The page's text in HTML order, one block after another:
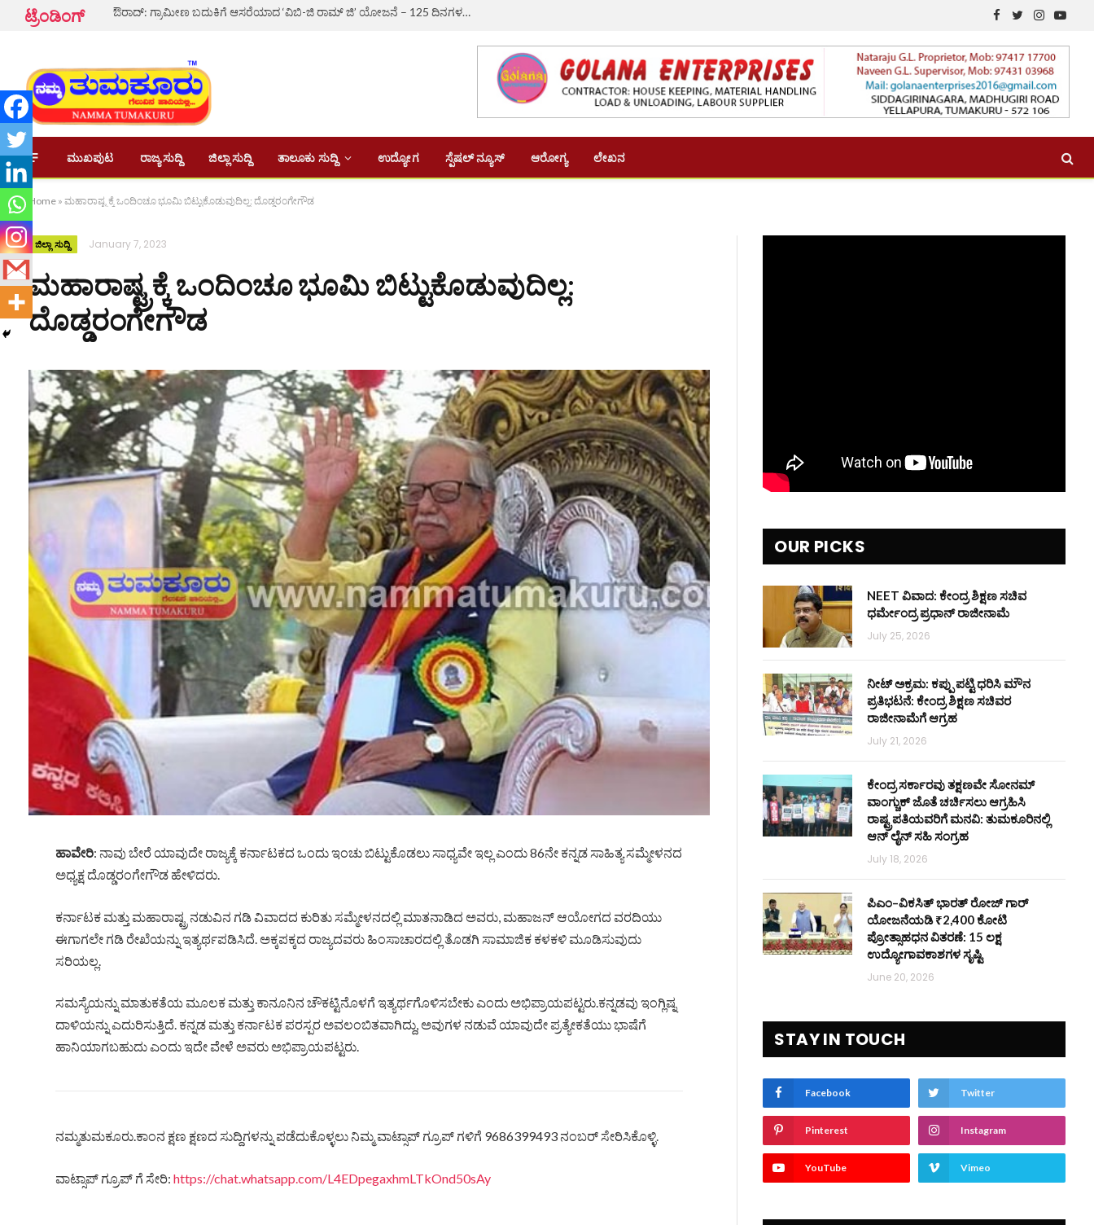
ಟ್ರೆಂಡಿಂಗ್ ಔರಾದ್: ಗ್ರಾಮೀಣ ಬದುಕಿಗೆ ಆಸರೆಯಾದ ‘ವಿಬಿ-ಜಿ ರಾಮ್ ಜಿ’ ಯೋಜನೆ – 125 ದಿನಗಳ ಉದ್ಯೋಗ, ದಿನಗೂಲಿ ₹382ಕ್ಕೆ ಏರಿಕೆ
Facebook
TwitterInstagram
ಮುಖಪುಟ ರಾಜ್ಯ ಸುದ್ದಿ ಜಿಲ್ಲಾ ಸುದ್ದಿ ತಾಲೂಕು ಸುದ್ದಿ ಉದ್ಯೋಗ ಸ್ಪೆಷಲ್ ನ್ಯೂಸ್ ಆರೋಗ್ಯ ಲೇಖನ
Home » ಮಹಾರಾಷ್ಟ್ರಕ್ಕೆ ಒಂದಿಂಚೂ ಭೂಮಿ ಬಿಟ್ಟುಕೊಡುವುದಿಲ್ಲ: ದೊಡ್ಡರಂಗೇಗೌಡ
ಜಿಲ್ಲಾ ಸುದ್ದಿ January 7, 2023
ಮಹಾರಾಷ್ಟ್ರಕ್ಕೆ ಒಂದಿಂಚೂ ಭೂಮಿ ಬಿಟ್ಟುಕೊಡುವುದಿಲ್ಲ:
ದೊಡ್ಡರಂಗೇಗೌಡ
ಹಾವೇರಿ: ನಾವು ಬೇರೆ ಯಾವುದೇ ರಾಜ್ಯಕ್ಕೆ ಕರ್ನಾಟಕದ ಒಂದು ಇಂಚು ಬಿಟ್ಟುಕೊಡಲು ಸಾಧ್ಯವೇ ಇಲ್ಲ ಎಂದು 86ನೇ ಕನ್ನಡ ಸಾಹಿತ್ಯ ಸಮ್ಮೇಳನದ
ಅಧ್ಯಕ್ಷ ದೊಡ್ಡರಂಗೇಗೌಡ ಹೇಳಿದರು.
ಕರ್ನಾಟಕ ಮತ್ತು ಮಹಾರಾಷ್ಟ್ರ ನಡುವಿನ ಗಡಿ ವಿವಾದದ ಕುರಿತು ಸಮ್ಮೇಳನದಲ್ಲಿ ಮಾತನಾಡಿದ ಅವರು, ಮಹಾಜನ್ ಆಯೋಗದ ವರದಿಯು
ಈಗಾಗಲೇ ಗಡಿ ರೇಖೆಯನ್ನು ಇತ್ಯರ್ಥಪಡಿಸಿದೆ. ಅಕ್ಕಪಕ್ಕದ ರಾಜ್ಯದವರು ಹಿಂಸಾಚಾರದಲ್ಲಿ ತೊಡಗಿ ಸಾಮಾಜಿಕ ಕಳಕಳಿ ಮೂಡಿಸುವುದು
ಸರಿಯಲ್ಲ.
ಸಮಸ್ಯೆಯನ್ನು ಮಾತುಕತೆಯ ಮೂಲಕ ಮತ್ತು ಕಾನೂನಿನ ಚೌಕಟ್ಟಿನೊಳಗೆ ಇತ್ಯರ್ಥಗೊಳಿಸಬೇಕು ಎಂದು ಅಭಿಪ್ರಾಯಪಟ್ಟರು.ಕನ್ನಡವು ಇಂಗ್ಲಿಷ್ನ
ದಾಳಿಯನ್ನು ಎದುರಿಸುತ್ತಿದೆ. ಕನ್ನಡ ಮತ್ತು ಕರ್ನಾಟಕ ಪರಸ್ಪರ ಅವಲಂಬಿತವಾಗಿದ್ದು, ಅವುಗಳ ನಡುವೆ ಯಾವುದೇ ಪ್ರತ್ಯೇಕತೆಯು ಭಾಷೆಗೆ
ಹಾನಿಯಾಗಬಹುದು ಎಂದು ಇದೇ ವೇಳೆ ಅವರು ಅಭಿಪ್ರಾಯಪಟ್ಟರು.
ನಮ್ಮತುಮಕೂರು.ಕಾಂನ ಕ್ಷಣ ಕ್ಷಣದ ಸುದ್ದಿಗಳನ್ನು ಪಡೆದುಕೊಳ್ಳಲು ನಿಮ್ಮ ವಾಟ್ಸಾಪ್ ಗ್ರೂಪ್ ಗಳಿಗೆ 9686399493 ನಂಬರ್ ಸೇರಿಸಿಕೊಳ್ಳಿ.
ವಾಟ್ಸಾಪ್ ಗ್ರೂಪ್ ಗೆ ಸೇರಿ: https://chat.whatsapp.com/L4EDpegaxhmLTkOnd50sAy
OUR PICKS
NEET ವಿವಾದ: ಕೇಂದ್ರ ಶಿಕ್ಷಣ ಸಚಿವ
ಧರ್ಮೇಂದ್ರ ಪ್ರಧಾನ್ ರಾಜೀನಾಮೆ
July 25, 2026
ನೀಟ್ ಅಕ್ರಮ: ಕಪ್ಪು ಪಟ್ಟಿ ಧರಿಸಿ ಮೌನ
ಪ್ರತಿಭಟನೆ: ಕೇಂದ್ರ ಶಿಕ್ಷಣ ಸಚಿವರ
ರಾಜೀನಾಮೆಗೆ ಆಗ್ರಹ
July 21, 2026
ಕೇಂದ್ರ ಸರ್ಕಾರವು ತಕ್ಷಣವೇ ಸೋನಮ್
ವಾಂಗ್ಚುಕ್ ಜೊತೆ ಚರ್ಚಿಸಲು ಆಗ್ರಹಿಸಿ
ರಾಷ್ಟ್ರಪತಿಯವರಿಗೆ ಮನವಿ: ತುಮಕೂರಿನಲ್ಲಿ
ಆನ್‌ ಲೈನ್ ಸಹಿ ಸಂಗ್ರಹ
July 18, 2026
ಪಿಎಂ–ವಿಕಸಿತ್ ಭಾರತ್ ರೋಜ್‌ ಗಾರ್
ಯೋಜನೆಯಡಿ ₹2,400 ಕೋಟಿ
ಪ್ರೋತ್ಸಾಹಧನ ವಿತರಣೆ: 15 ಲಕ್ಷ
ಉದ್ಯೋಗಾವಕಾಶಗಳ ಸೃಷ್ಟಿ
June 20, 2026
STAY IN TOUCH
Facebook Twitter
Pinterest Instagram
YouTube Vimeo